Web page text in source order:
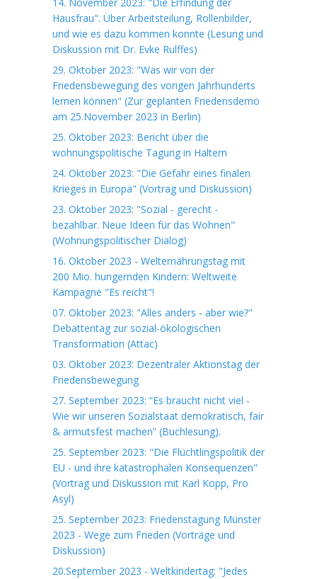
Hausfrau". Über Arbeitsteilung, Rollenbilder,
und wie es dazu kommen konnte (Lesung und
Diskussion mit Dr. Evke Rulffes)
29. Oktober 2023: "Was wir von der
Friedensbewegung des vorigen Jahrhunderts
lernen können" (Zur geplanten Friedensdemo
am 25.November 2023 in Berlin)
25. Oktober 2023: Bericht über die
wohnungspolitische Tagung in Haltern
24. Oktober 2023: "Die Gefahr eines finalen
Krieges in Europa" (Vortrag und Diskussion)
23. Oktober 2023: "Sozial - gerecht -
bezahlbar. Neue Ideen für das Wohnen"
(Wohnungspolitischer Dialog)
16. Oktober 2023 - Welternährungstag mit
200 Mio. hungernden Kindern: Weltweite
Kampagne "Es reicht"!
07. Oktober 2023: "Alles anders - aber wie?"
Debattentag zur sozial-ökologischen
Transformation (Attac)
03. Oktober 2023: Dezentraler Aktionstag der
Friedensbewegung
27. September 2023: “Es braucht nicht viel -
Wie wir unseren Sozialstaat demokratisch, fair
& armutsfest machen” (Buchlesung).
25. September 2023: "Die Flüchtlingspolitik der
EU - und ihre katastrophalen Konsequenzen"
(Vortrag und Diskussion mit Karl Kopp, Pro
Asyl)
25. September 2023: Friedenstagung Münster
2023 - Wege zum Frieden (Vorträge und
Diskussion)
20.September 2023 - Weltkindertag: "Jedes